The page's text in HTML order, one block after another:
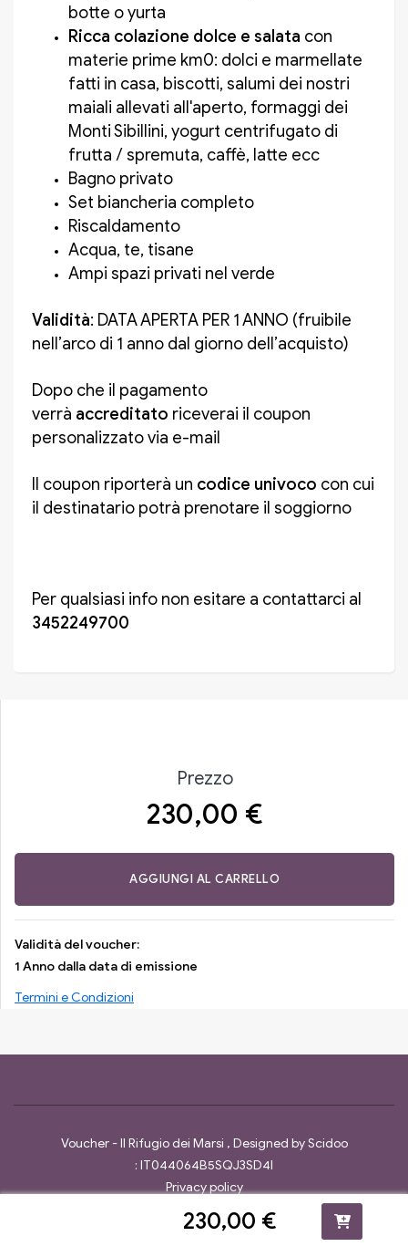
230,00 €
botte o yurta
Ricca colazione dolce e salata con
materie prime km0: dolci e marmellate
fatti in casa, biscotti, salumi dei nostri
maiali allevati all'aperto, formaggi dei
Monti Sibillini, yogurt centrifugato di
frutta / spremuta, caffè, latte ecc
Bagno privato
Set biancheria completo
Riscaldamento
Acqua, te, tisane
Ampi spazi privati nel verde
Validità: DATA APERTA PER 1 ANNO (fruibile
nell’arco di 1 anno dal giorno dell’acquisto)
Dopo che il pagamento
verrà accreditato riceverai il coupon
personalizzato via e-mail
Il coupon riporterà un codice univoco con cui
il destinatario potrà prenotare il soggiorno
Per qualsiasi info non esitare a contattarci al
3452249700
Prezzo
230,00 €
AGGIUNGI AL CARRELLO
Validità del voucher:
1 Anno dalla data di emissione
Termini e Condizioni
Voucher - Il Rifugio dei Marsi , Designed byScidoo
: IT044064B5SQJ3SD4I
Privacy policy